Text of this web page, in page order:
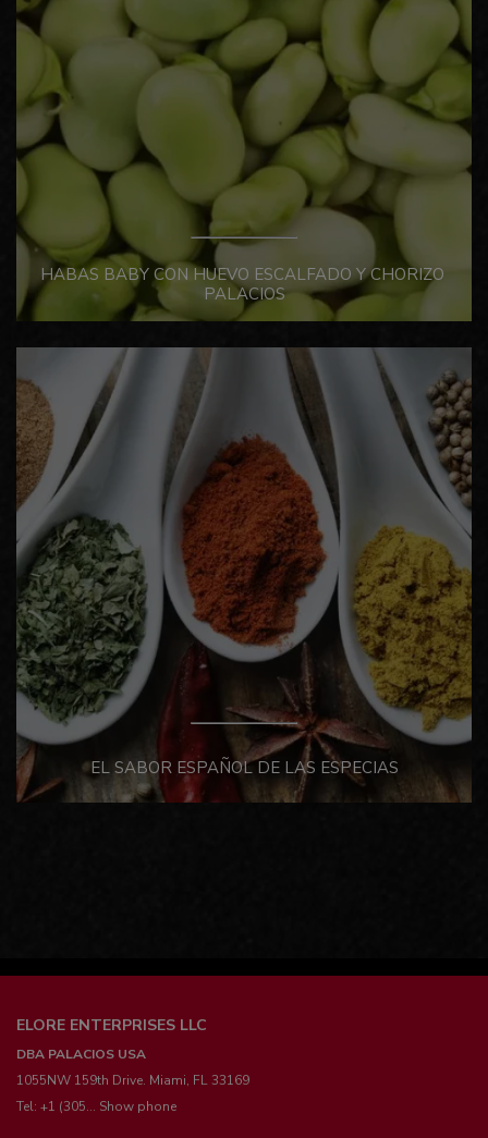
HABAS BABY CON HUEVO ESCALFADO Y CHORIZO ​​
PALACIOS
EL SABOR ESPAÑOL DE LAS ESPECIAS
ELORE ENTERPRISES LLC
DBA PALACIOS USA
1055NW 159th Drive. Miami, FL 33169
Tel: +1 (305... Show phone